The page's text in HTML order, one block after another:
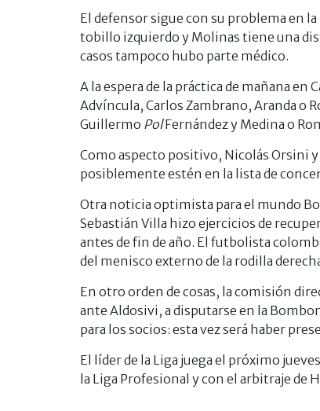
El defensor sigue con su problema en
tobillo izquierdo y Molinas tiene una
casos tampoco hubo parte médico.
A la espera de la práctica de mañana
Advíncula, Carlos Zambrano, Aranda o
Guillermo PolFernández y Medina o
Como aspecto positivo, Nicolás Orsini
posiblemente estén en la lista de
Otra noticia optimista para el mundo
Sebastián Villa hizo ejercicios de
antes de fin de año. El futbolista
del menisco externo de la rodilla
En otro orden de cosas, la comisión
ante Aldosivi, a disputarse en la
para los socios: esta vez será haber
El líder de la Liga juega el próximo
la Liga Profesional y con el arbitraje de